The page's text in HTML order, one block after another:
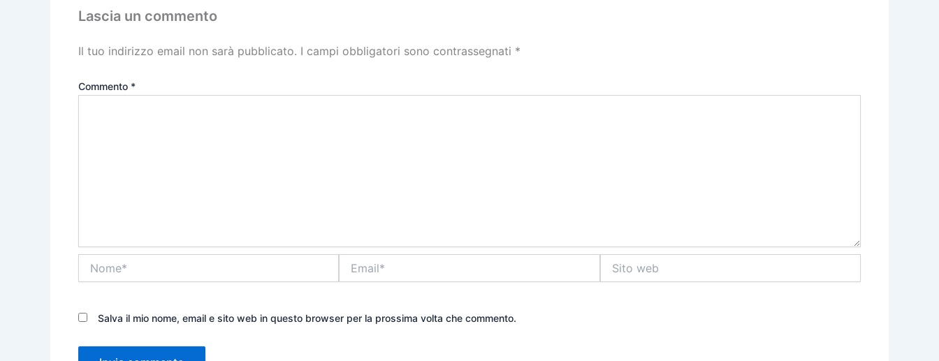
Lascia un commento
Il tuo indirizzo email non sarà pubblicato. I campi obbligatori sono contrassegnati *
Commento *
web
Salva il mio nome, email e sito web in questo browser per la prossima volta che commento.